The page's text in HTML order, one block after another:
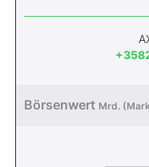
Börsenwert Mrd.